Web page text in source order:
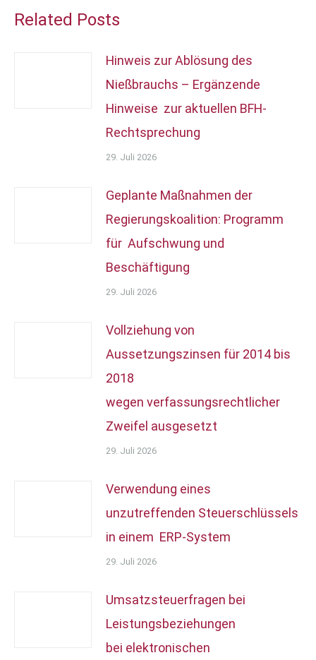
Related Posts
Hinweis zur Ablösung des
Nießbrauchs – Ergänzende
Hinweise zur aktuellen BFH-
Rechtsprechung
29. Juli 2026
Geplante Maßnahmen der
Regierungskoalition: Programm
für Aufschwung und
Beschäftigung
29. Juli 2026
Vollziehung von
Aussetzungszinsen für 2014 bis
2018
wegen verfassungsrechtlicher
Zweifel ausgesetzt
29. Juli 2026
Verwendung eines
unzutreffenden Steuerschlüssels
in einem ERP-System
29. Juli 2026
Umsatzsteuerfragen bei
Leistungsbeziehungen
bei elektronischen